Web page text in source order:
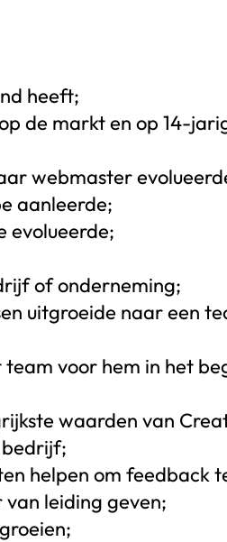
heeft;
de markt en op 14-
webmaster
aanleerde;
evolueerde;
of onderneming;
uitgroeide naar een
voor hem in het
waarden van
bedrijf;
helpen om feedback
leiding geven;